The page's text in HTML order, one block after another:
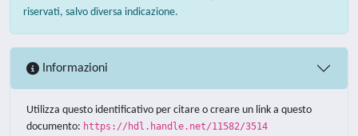
riservati, salvo diversa indicazione.
Informazioni
Utilizza questo identificativo per citare o creare un link a questo
documento: https://hdl.handle.net/11582/3514